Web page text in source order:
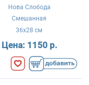
Нова Слобода
Смешанная
36x28 см
Цена: 1150 р.